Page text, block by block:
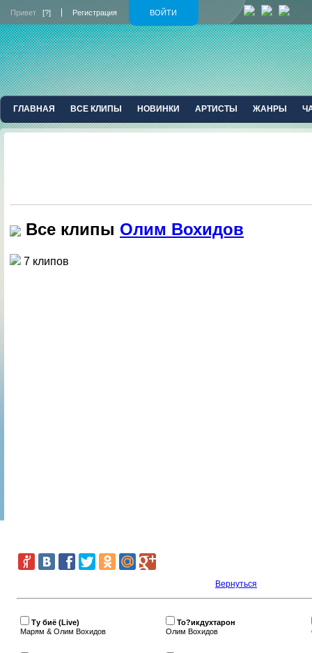
ВОЙТИ
Привет [?] Регистрация
ГЛАВНАЯ ВСЕ КЛИПЫ НОВИНКИ АРТИСТЫ ЖАНРЫ
Все клипы Олим Вохидов
7 клипов
Вернутьcя
Ту биё (Live)
Марям & Олим Вохидов
То?икдухтарон
Олим Вохидов